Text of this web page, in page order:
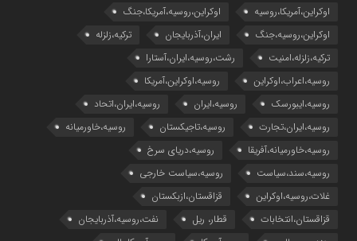
اوکراین،آمریکا،روسیه
اوکراین،روسیه،آمریکا،جنگ
اوکراین،روسیه،جنگ
ایران،آذربایجان
ترکیه،زلزله
ترکیه،زلزله،امنیت
رشت،روسیه،ایران،آستارا
روسیه،اعراب،اوکراین
روسیه،اوکراین،آمریکا
روسیه،ایبورسک
روسیه،ایران
روسیه،ایران،اتحاد
روسیه،ایران،تجارت
روسیه،تاجیکستان
روسیه،خاورمیانه
روسیه،خاورمیانه،آفریقا
روسیه،دریای سرخ
روسیه،سند،سیاست
روسیه،سیاست خارجی
غلات،روسیه،اوکراین
قزاقستان،ازبکستان
قزاقستان،انتخابات
قطار، ریل
نفت،روسیه،آذربایجان